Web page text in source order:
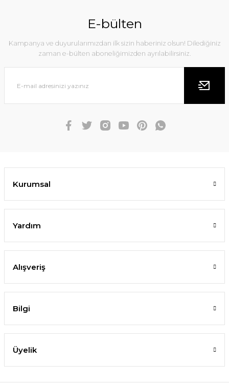
E-bülten
Kampanya ve duyurularımızdan ilk sizin haberiniz olsun! Dilediğiniz
zaman e-bülten aboneliğimizden ayrılabilirsiniz.
Kurumsal
Yardım
Alışveriş
Bilgi
Üyelik